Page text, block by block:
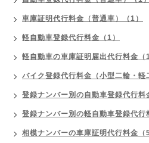
車庫証明代行料金（普通車）（1）
軽自動車登録代行料金（1）
軽自動車の車庫証明届出代行料金（1
バイク登録代行料金（小型二輪・軽
登録ナンバー別の自動車登録代行料
登録ナンバー別の軽自動車登録代行
相模ナンバーの車庫証明代行料金（5